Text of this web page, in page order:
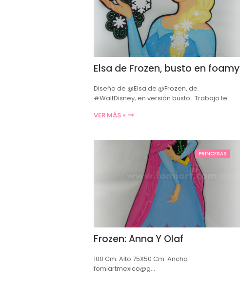
Elsa de Frozen, busto en foamy
Diseño de @Elsa de @Frozen, de
#WaltDisney, en versión busto. Trabajo te…
VER MÁS »
PRINCESAS
Frozen: Anna Y Olaf
100 Cm. Alto 75X50 Cm. Ancho
fomiartmexico@g…